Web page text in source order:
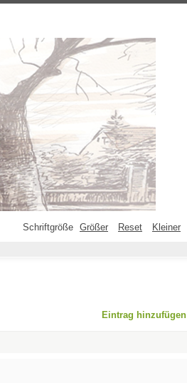
Schriftgröße Größer Reset Kleiner
Eintrag hinzufügen